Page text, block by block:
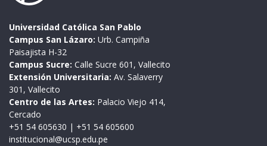
Universidad Católica San Pablo
Campus San Lázaro: Urb. Campiña
Paisajista H-32
Campus Sucre: Calle Sucre 601, Vallecito
Extensión Universitaria: Av. Salaverry
301, Vallecito
Centro de las Artes: Palacio Viejo 414,
Cercado
+51 54 605630 | +51 54 605600
institucional@ucsp.edu.pe